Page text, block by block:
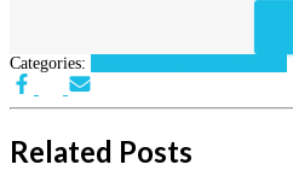
Categories:
Related Posts